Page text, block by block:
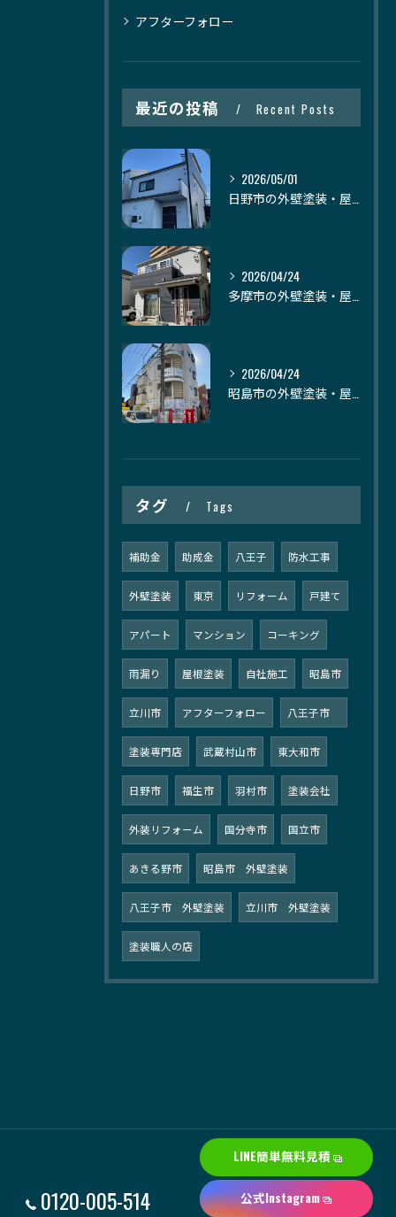
アフターフォロー
最近の投稿 Recent Posts
2026/05/01
2026/04/24
2026/04/24
タグ Tags
補助金 助成金 八王子 防水工事
外壁塗装 東京 リフォーム 戸建て
アパート マンション コーキング
雨漏り 屋根塗装 自社施工 昭島市
立川市 アフターフォロー 八王子市
塗装専門店 武蔵村山市 東大和市
日野市 福生市 羽村市 塗装会社
外装リフォーム 国分寺市 国立市
あきる野市 昭島市 外壁塗装
八王子市 外壁塗装 立川市 外壁塗装
塗装職人の店
0120-005-514
LINE簡単無料見積
公式Instagram